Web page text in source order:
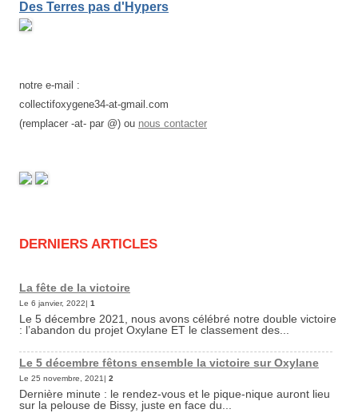
Des Terres pas d'Hypers
notre e-mail :
collectifoxygene34-at-gmail.com
(remplacer -at- par @) ou nous contacter
DERNIERS ARTICLES
La fête de la victoire
Le 6 janvier, 2022| 1
Le 5 décembre 2021, nous avons célébré notre double victoire
: l’abandon du projet Oxylane ET le classement des...
Le 5 décembre fêtons ensemble la victoire sur Oxylane
Le 25 novembre, 2021| 2
Dernière minute : le rendez-vous et le pique-nique auront lieu
sur la pelouse de Bissy, juste en face du...